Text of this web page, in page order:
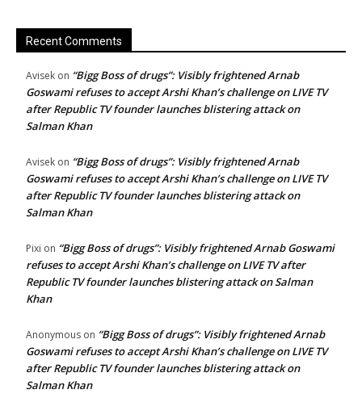
Recent Comments
Avisek on “Bigg Boss of drugs”: Visibly frightened Arnab
Goswami refuses to accept Arshi Khan’s challenge on LIVE TV
after Republic TV founder launches blistering attack on
Salman Khan
Avisek on “Bigg Boss of drugs”: Visibly frightened Arnab
Goswami refuses to accept Arshi Khan’s challenge on LIVE TV
after Republic TV founder launches blistering attack on
Salman Khan
Pixi on “Bigg Boss of drugs”: Visibly frightened Arnab Goswami
refuses to accept Arshi Khan’s challenge on LIVE TV after
Republic TV founder launches blistering attack on Salman
Khan
Anonymous on “Bigg Boss of drugs”: Visibly frightened Arnab
Goswami refuses to accept Arshi Khan’s challenge on LIVE TV
after Republic TV founder launches blistering attack on
Salman Khan